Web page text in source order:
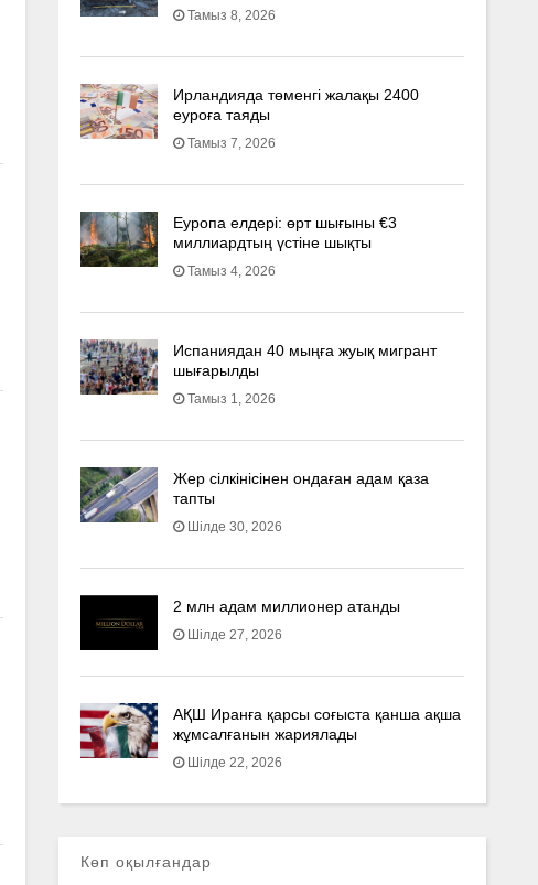
Тамыз 8, 2026
Ирландияда төменгі жалақы 2400
еуроға таяды
Тамыз 7, 2026
Еуропа елдері: өрт шығыны €3
миллиардтың үстіне шықты
Тамыз 4, 2026
Испаниядан 40 мыңға жуық мигрант
шығарылды
Тамыз 1, 2026
Жер сілкінісінен ондаған адам қаза
тапты
Шілде 30, 2026
2 млн адам миллионер атанды
Шілде 27, 2026
АҚШ Иранға қарсы соғыста қанша ақша
жұмсалғанын жариялады
Шілде 22, 2026
Көп оқылғандар